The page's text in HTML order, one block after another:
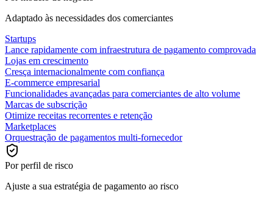
Adaptado às necessidades dos comerciantes
Startups
Lance rapidamente com infraestrutura de pagamento comprovada
Lojas em crescimento
Cresça internacionalmente com confiança
E-commerce empresarial
Funcionalidades avançadas para comerciantes de alto volume
Marcas de subscrição
Otimize receitas recorrentes e retenção
Marketplaces
Orquestração de pagamentos multi-fornecedor
Por perfil de risco
Ajuste a sua estratégia de pagamento ao risco